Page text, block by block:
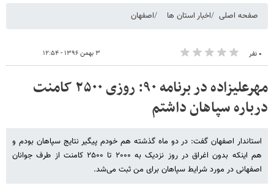
صفحه اصلی اخبار استان ها اصفهان
۰ نفر ۳ بهمن ۱۳۹۶ - ۱۲:۵۴
مهرعلیزاده در برنامه ۹۰: روزی ۲۵۰۰ کامنت
درباره سپاهان داشتم
استاندار اصفهان گفت: در دو ماه گذشته هم خودم پیگیر نتایج سپاهان بودم و
هم اینکه بدون اغراق در روز نزدیک به ۲۰۰۰ تا ۲۵۰۰ کامنت از طرف جوانان
اصفهانی در مورد شرایط سپاهان برای من ثبت می‌شد.